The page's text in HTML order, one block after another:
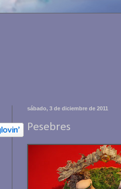
sábado, 3 de diciembre de 2011
Pesebres